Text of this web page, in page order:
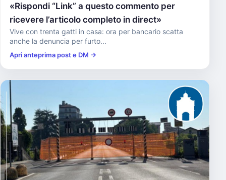
«Rispondi “Link” a questo commento per
ricevere l’articolo completo in direct»
Vive con trenta gatti in casa: ora per bancario scatta
anche la denuncia per furto...
Apri anteprima post e DM →